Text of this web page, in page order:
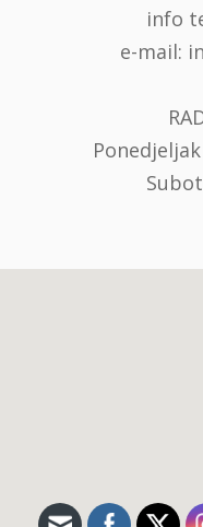
info
e-mail: